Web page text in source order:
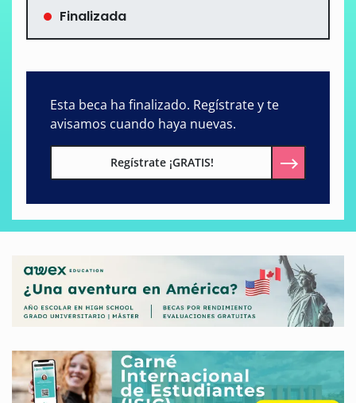
Finalizada
Esta beca ha finalizado. Regístrate y te
avisamos cuando haya nuevas.
Regístrate ¡GRATIS!